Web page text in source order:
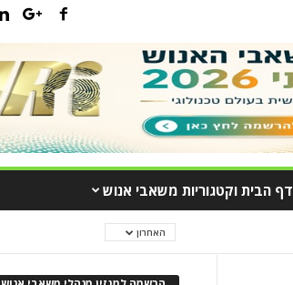
דף הבית וקטגוריות משאבי אנוש
האחרון